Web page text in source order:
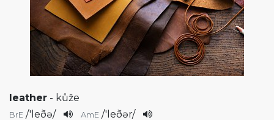
leather - kůže
BrE /'leðə/ AmE /'leðər/